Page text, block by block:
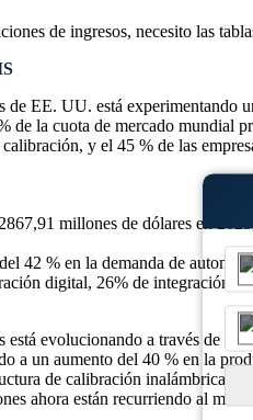
de ingresos, necesito las
de EE. UU. está
de la cuota de mercado mundial
y el 45 % de las
millones de dólares en
42 % en la demanda de
digital, 26% de integración
evolucionando a través de
a un aumento del 40 % en la
de calibración inalámbrica y
ahora están recurriendo al